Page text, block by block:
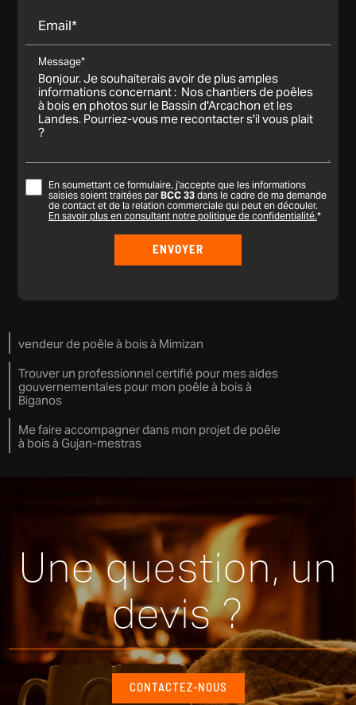
Email*
Message*
En soumettant ce formulaire, j'accepte que les informations
saisies soient traitées parBCC 33dans le cadre de ma demande
de contact et de la relation commerciale qui peut en découler.
En savoir plus en consultant notre politique de confidentialité.*
vendeur de poêle à bois à Mimizan
Trouver un professionnel certifié pour mes aides
gouvernementales pour mon poêle à bois à
Biganos
Me faire accompagner dans mon projet de poêle
à bois à Gujan-mestras
Une question, un
devis ?
CONTACTEZ-NOUS